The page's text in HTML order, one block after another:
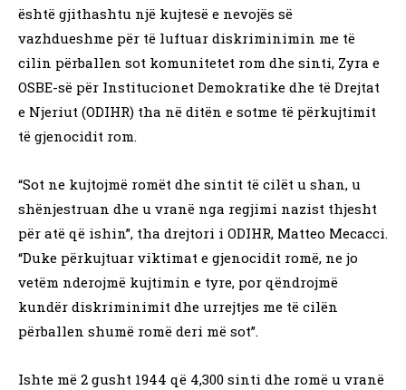
është gjithashtu një kujtesë e nevojës së
vazhdueshme për të luftuar diskriminimin me të
cilin përballen sot komunitetet rom dhe sinti, Zyra e
OSBE-së për Institucionet Demokratike dhe të Drejtat
e Njeriut (ODIHR) tha në ditën e sotme të përkujtimit
të gjenocidit rom.
“Sot ne kujtojmë romët dhe sintit të cilët u shan, u
shënjestruan dhe u vranë nga regjimi nazist thjesht
për atë që ishin”, tha drejtori i ODIHR, Matteo Mecacci.
“Duke përkujtuar viktimat e gjenocidit romë, ne jo
vetëm nderojmë kujtimin e tyre, por qëndrojmë
kundër diskriminimit dhe urrejtjes me të cilën
përballen shumë romë deri më sot”.
Ishte më 2 gusht 1944 që 4,300 sinti dhe romë u vranë